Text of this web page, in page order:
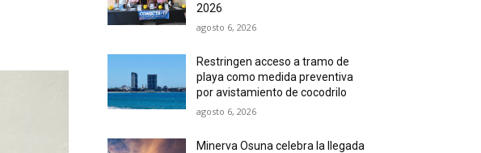
2026
agosto 6, 2026
Restringen acceso a tramo de
playa como medida preventiva
por avistamiento de cocodrilo
agosto 6, 2026
Minerva Osuna celebra la llegada